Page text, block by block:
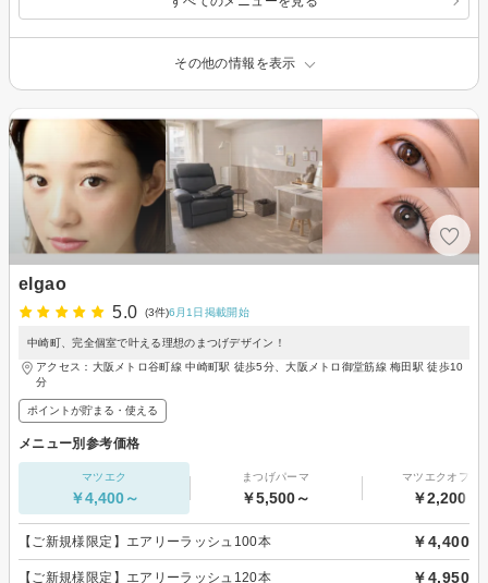
その他の情報を表示
elgao
5.0
(3件)6月1日掲載開始
中崎町、完全個室で叶える理想のまつげデザイン！
アクセス：大阪メトロ谷町線 中崎町駅 徒歩5分、大阪メトロ御堂筋線 梅田駅 徒歩10
分
ポイントが貯まる・使える
メニュー別参考価格
マツエク
￥4,400～
まつげパーマ
￥5,500～
マツエクオフの
￥2,200～
【ご新規様限定】エアリーラッシュ100本 ￥4,400
【ご新規様限定】エアリーラッシュ120本 ￥4,950